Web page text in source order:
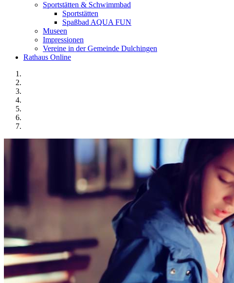
Sportstätten & Schwimmbad
Sportstätten
Spaßbad AQUA FUN
Museen
Impressionen
Vereine in der Gemeinde Dulchingen
Rathaus Online